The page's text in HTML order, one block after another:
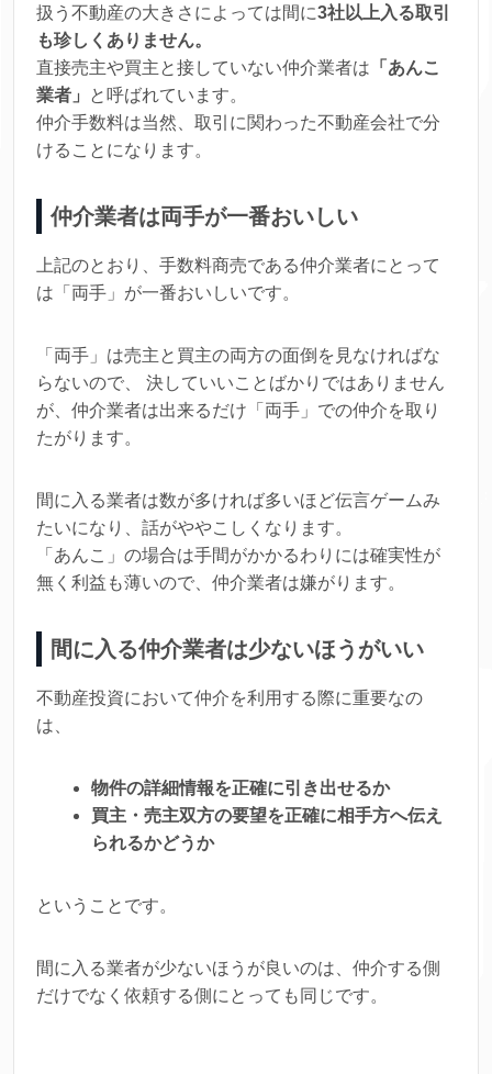
扱う不動産の大きさによっては間に3社以上入る取引
も珍しくありません。
直接売主や買主と接していない仲介業者は 「あんこ
業者」
と呼ばれています。
仲介手数料は当然、取引に関わった不動産会社で分
けることになります。
仲介業者は両手が一番おいしい
上記のとおり、手数料商売である仲介業者にとって
は「両手」が一番おいしいです。
「両手」は売主と買主の両方の面倒を見なければな
らないので、 決していいことばかりではありません
が、仲介業者は出来るだけ「両手」での仲介を取り
たがります。
間に入る業者は数が多ければ多いほど伝言ゲームみ
たいになり、話がややこしくなります。
「あんこ」の場合は手間がかかるわりには確実性が
無く利益も薄いので、仲介業者は嫌がります。
間に入る仲介業者は少ないほうがいい
不動産投資において仲介を利用する際に重要なの
は、
物件の詳細情報を正確に引き出せるか
買主・売主双方の要望を正確に相手方へ伝え
られるかどうか
ということです。
間に入る業者が少ないほうが良いのは、仲介する側
だけでなく依頼する側にとっても同じです。